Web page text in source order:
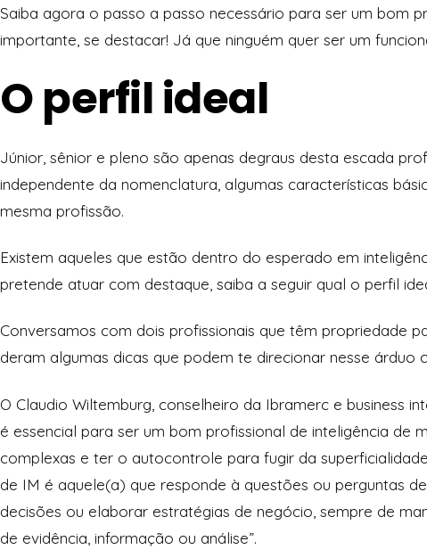
Saiba agora o passo a passo necessário para ser um bom
importante, se destacar! Já que ninguém quer ser um
O perfil ideal
Júnior, sênior e pleno são apenas degraus desta escada
independente da nomenclatura, algumas características
mesma profissão.
Existem aqueles que estão dentro do esperado em
pretende atuar com destaque, saiba a seguir qual o perfil
Conversamos com dois profissionais que têm propriedade
deram algumas dicas que podem te direcionar nesse árduo
O Claudio Wiltemburg, conselheiro da Ibramerc e business
é essencial para ser um bom profissional de inteligência de
complexas e ter o autocontrole para fugir da
de IM é aquele(a) que responde à questões ou perguntas
decisões ou elaborar estratégias de negócio, sempre de
de evidência, informação ou análise”.